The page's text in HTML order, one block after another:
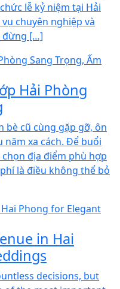
lễ kỷ niệm tại Hải
chuyên nghiệp và
đừng […]
Hải Phòng
bè cũ cùng gặp gỡ, ôn
năm xa cách. Để buổi
địa điểm phù hợp
là điều không thể bỏ
in Hai
decisions, but